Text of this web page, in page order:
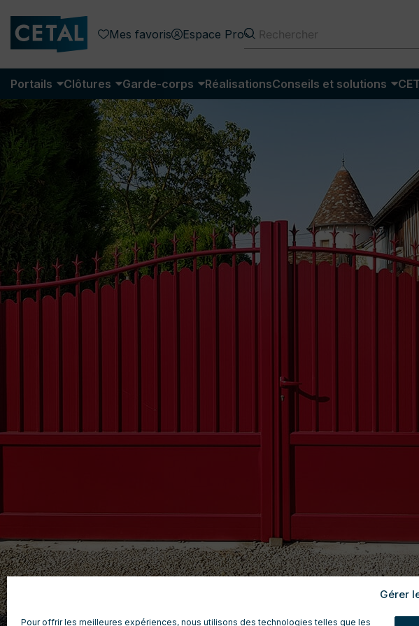
Gérer
Pour offrir les meilleures expériences, nous utilisons des technologies telles que les
Mes favoris Espace Pro
Portails Clôtures Garde-corps RéalisationsConseils et solutions